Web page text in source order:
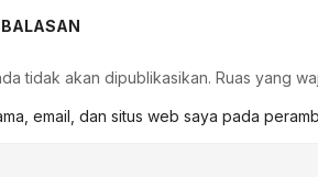
tidak akan dipublikasikan. Ruas yang
email, dan situs web saya pada